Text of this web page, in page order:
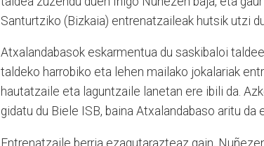
Santurtziko (Bizkaia) entrenatzaileak hutsik utzi
Atxalandabasok eskarmentua du saskibaloi
taldeko harrobiko eta lehen mailako jokalariak
hautatzaile eta laguntzaile lanetan ere ibili da.
gidatu du Biele ISB, baina Atxalandabaso aritu
Entrenatzaile berria ezagutarazteaz gain,